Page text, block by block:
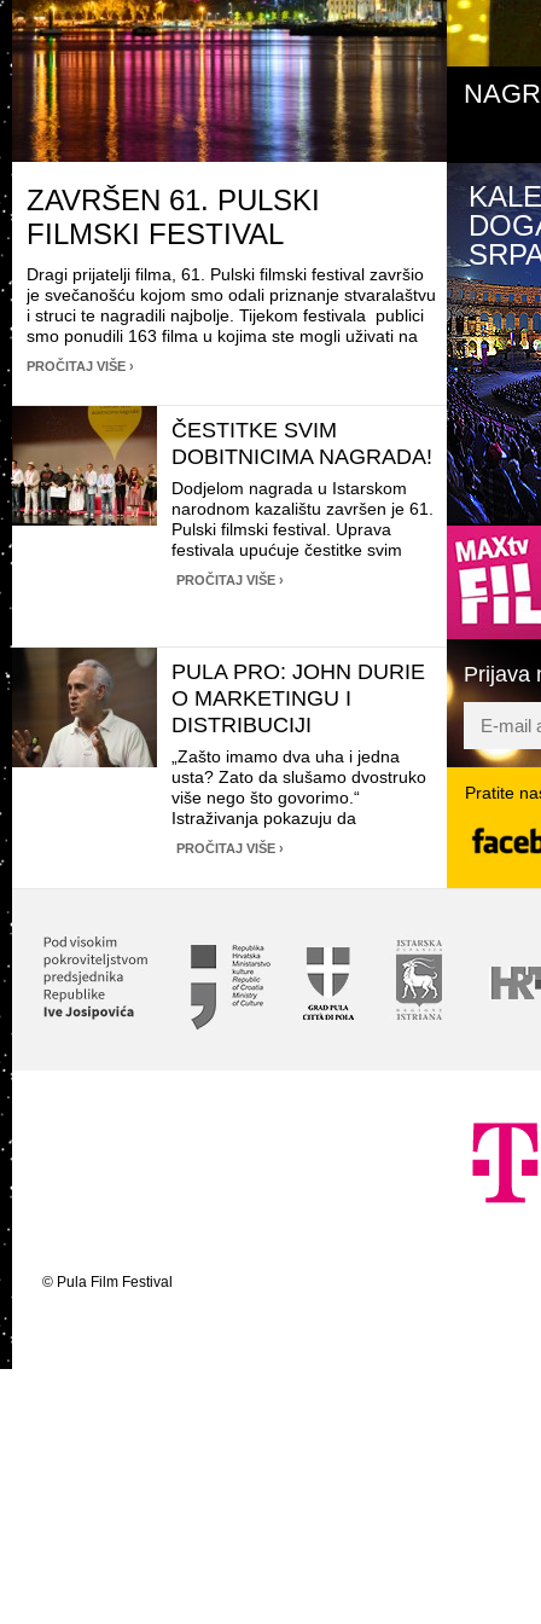
ZAVRŠEN 61. PULSKI
FILMSKI FESTIVAL
Dragi prijatelji filma, 61. Pulski filmski festival završio
je svečanošću kojom smo odali priznanje stvaralaštvu
i struci te nagradili najbolje. Tijekom festivala publici
smo ponudili 163 filma u kojima ste mogli uživati na
15 lokacija kroz 9 različitih filmskih programa. Sa
željom da …
PROČITAJ VIŠE ›
ČESTITKE SVIM
DOBITNICIMA NAGRADA!
Dodjelom nagrada u Istarskom
narodnom kazalištu završen je 61.
Pulski filmski festival. Uprava
festivala upućuje čestitke svim
dobitnicima. Nadamo se da ste
uživali u ovogodišnjoj filmskoj
najposjećenijeg hrvatskog filmskog
festivala. 1. NAJBOLJI FILM – …
PROČITAJ VIŠE ›
PULA PRO: JOHN DURIE
O MARKETINGU I
DISTRIBUCIJI
„Zašto imamo dva uha i jedna
usta? Zato da slušamo dvostruko
više nego što govorimo.“
Istraživanja pokazuju da
uspješnost prenošenja neke
poruke 93 posto ovisi o stilu
PROČITAJ VIŠE ›
Prijava
Pratite
Facebook
© Pula Film Festival